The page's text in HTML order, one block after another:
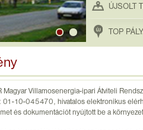
ÚJSOLT
TOP
Magyar Villamosenergia-ipari Átviteli
10-045470, hivatalos elektronikus
és dokumentációt nyújtott be a